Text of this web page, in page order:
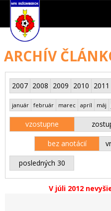
ARCHÍV
2007 2008 2009 2010 2011
január február marec apríl máj
vzostupne
bez anotácií
posledných 30
V júli 2012